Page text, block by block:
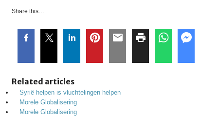
Share this…
Related articles
Syrië helpen is vluchtelingen helpen
Morele Globalisering
Morele Globalisering